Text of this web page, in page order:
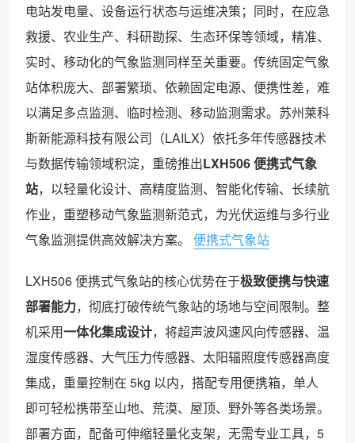
电站发电量、设备运行状态与运维决策；同时，在应急
救援、农业生产、科研勘探、生态环保等领域，精准、
实时、移动化的气象监测同样至关重要。传统固定气象
站体积庞大、部署繁琐、依赖固定电源、便携性差，难
以满足多点监测、临时检测、移动监测需求。苏州莱科
斯新能源科技有限公司（LAILX）依托多年传感器技术
与数据传输领域积淀，重磅推出LXH506 便携式气象
站，以轻量化设计、高精度监测、智能化传输、长续航
作业，重塑移动气象监测新范式，为光伏运维与多行业
气象监测提供高效解决方案。
便携式气象站
LXH506 便携式气象站的核心优势在于极致便携与快速
部署能力，彻底打破传统气象站的场地与空间限制。整
机采用一体化集成设计，将超声波风速风向传感器、温
湿度传感器、大气压力传感器、太阳辐照度传感器高度
集成，重量控制在 5kg 以内，搭配专用便携箱，单人
即可轻松携带至山地、荒漠、屋顶、野外等各类场景。
部署方面，配备可伸缩轻量化支架，无需专业工具，5